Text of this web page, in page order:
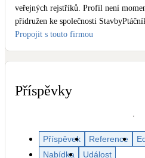
Solární termický
Na přípravu teplé
Klimatizace
Teplovzdušné vytápění
Okna / dveře
veřejných rejstříků. Profil není
přidružen ke společnosti
Propojit s touto firmou
Příspěvky
Příspěvek Reference
Nabídka
Událost